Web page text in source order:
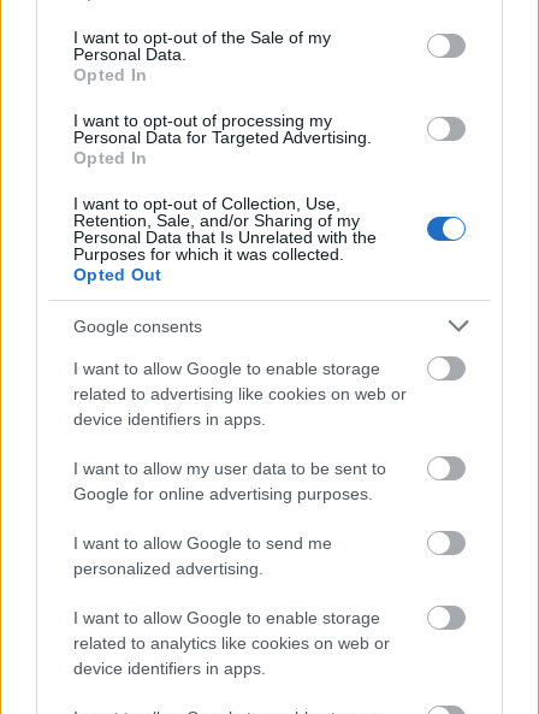
use your data for below specified purposes in below Google
consent section.
I want to opt-out of the Sale of my
Personal Data.
Opted In
I want to opt-out of processing my
Personal Data for Targeted Advertising.
Opted In
I want to opt-out of Collection, Use,
Retention, Sale, and/or Sharing of my
Personal Data that Is Unrelated with the
Purposes for which it was collected.
Opted Out
Google consents
I want to allow Google to enable storage
related to advertising like cookies on web or
device identifiers in apps.
I want to allow my user data to be sent to
Google for online advertising purposes.
I want to allow Google to send me
personalized advertising.
I want to allow Google to enable storage
related to analytics like cookies on web or
device identifiers in apps.
«Φοράμε κράνος – Ζούμε»
ΑΣΕΠ: Πιστοποίηση Αγγλικών σε
ΑΣΕΠ: Εξ αποστάσεως η πιο Εύκολη
Πιστοποίηση Υπολογιστών σε 2
μέρες
Μάθε πρώτος όλες τις σημαντικές
Βάλε το proson.gr στα αποτελέσματα
αναζήτησης της Google